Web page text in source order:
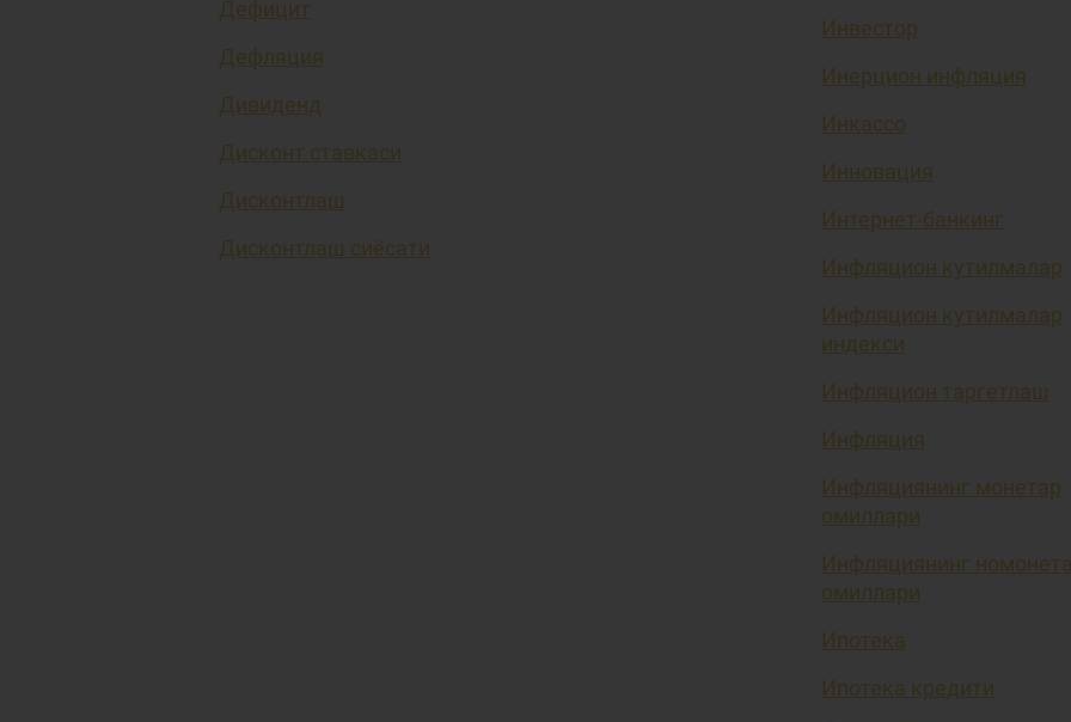
Дефицит
Дефляция
Дивиденд
Дисконт ставкаси
Дисконтлаш
Дисконтлаш сиёсати
Инвестор
Инерцион инфляция
Инкассо
Инновация
Интернет-банкинг
Инфляцион кутилмалар
Инфляцион кутилмалар
индекси
Инфляцион таргетлаш
Инфляция
Инфляциянинг монетар
омиллари
Инфляциянинг
омиллари
Ипотека
Ипотека кредити